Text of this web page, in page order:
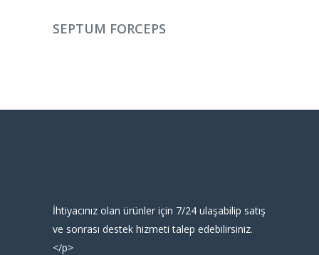
DEVAMINI OKU
SEPTUM FORCEPS
İhtiyacınız olan ürünler için 7/24 ulaşabilip satış
ve sonrası destek hizmeti talep edebilirsiniz.
</p>